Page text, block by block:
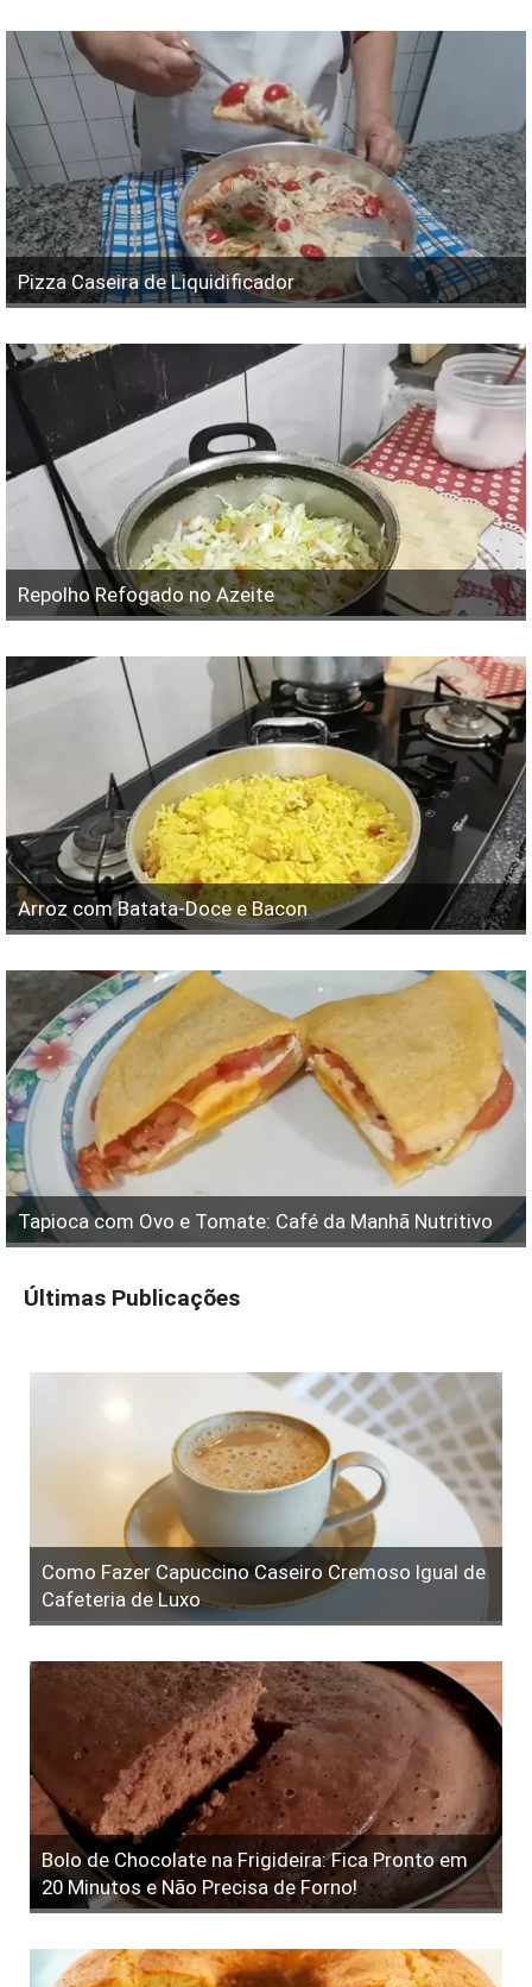
Pizza Caseira de Liquidificador
Repolho Refogado no Azeite
Arroz com Batata-Doce e Bacon
Tapioca com Ovo e Tomate: Café da Manhã Nutritivo
Últimas Publicações
Como Fazer Capuccino Caseiro Cremoso Igual de
Cafeteria de Luxo
Bolo de Chocolate na Frigideira: Fica Pronto em
20 Minutos e Não Precisa de Forno!